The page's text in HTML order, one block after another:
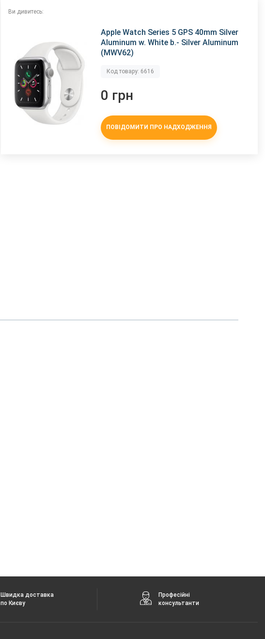
Ви дивитесь:
Apple Watch Series 5 GPS 40mm Silver
Aluminum w. White b.- Silver Aluminum
(MWV62)
Код товару: 6616
0 грн
ПОВІДОМИТИ ПРО НАДХОДЖЕННЯ
Швидка доставка
по Києву
Професійні
консультанти